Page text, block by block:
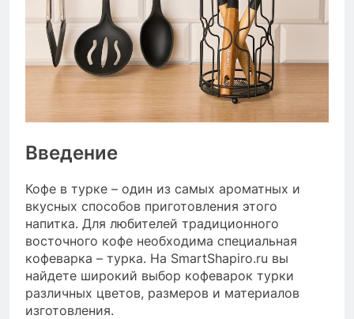
Введение
Кофе в турке – один из самых ароматных и
вкусных способов приготовления этого
напитка. Для любителей традиционного
восточного кофе необходима специальная
кофеварка – турка. На SmartShapiro.ru вы
найдете широкий выбор кофеварок турки
различных цветов, размеров и материалов
изготовления.